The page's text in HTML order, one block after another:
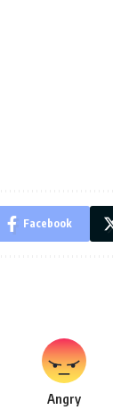
Facebook
Angry